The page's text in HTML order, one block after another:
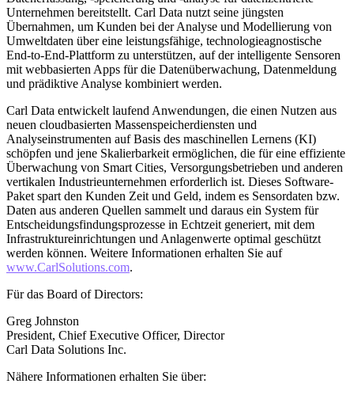
Unternehmen bereitstellt. Carl Data nutzt seine jüngsten
Übernahmen, um Kunden bei der Analyse und Modellierung von
Umweltdaten über eine leistungsfähige, technologieagnostische
End-to-End-Plattform zu unterstützen, auf der intelligente Sensoren
mit webbasierten Apps für die Datenüberwachung, Datenmeldung
und prädiktive Analyse kombiniert werden.
Carl Data entwickelt laufend Anwendungen, die einen Nutzen aus
neuen cloudbasierten Massenspeicherdiensten und
Analyseinstrumenten auf Basis des maschinellen Lernens (KI)
schöpfen und jene Skalierbarkeit ermöglichen, die für eine effiziente
Überwachung von Smart Cities, Versorgungsbetrieben und anderen
vertikalen Industrieunternehmen erforderlich ist. Dieses Software-
Paket spart den Kunden Zeit und Geld, indem es Sensordaten bzw.
Daten aus anderen Quellen sammelt und daraus ein System für
Entscheidungsfindungsprozesse in Echtzeit generiert, mit dem
Infrastruktureinrichtungen und Anlagenwerte optimal geschützt
werden können. Weitere Informationen erhalten Sie auf
www.CarlSolutions.com.
Für das Board of Directors:
Greg Johnston
President, Chief Executive Officer, Director
Carl Data Solutions Inc.
Nähere Informationen erhalten Sie über: